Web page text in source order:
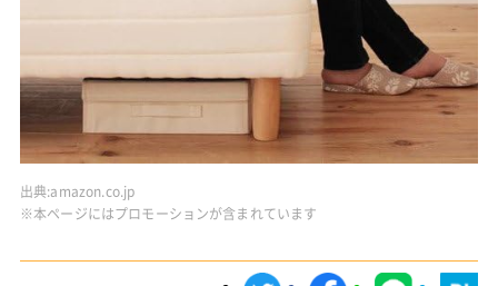
出典:amazon.co.jp
※本ページにはプロモーションが含まれています